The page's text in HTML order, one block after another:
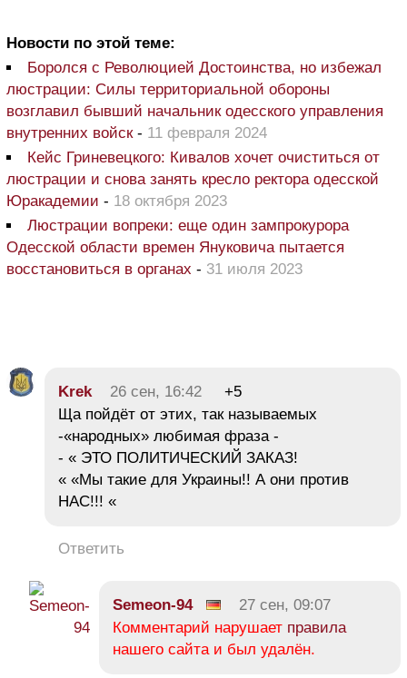
Новости по этой теме:
Боролся с Революцией Достоинства, но избежал
люстрации: Силы территориальной обороны
возглавил бывший начальник одесского управления
внутренних войск- 11 февраля 2024
Кейс Гриневецкого: Кивалов хочет очиститься от
люстрации и снова занять кресло ректора одесской
Юракадемии - 18 октября 2023
Люстрации вопреки: еще один зампрокурора
Одесской области времен Януковича пытается
восстановиться в органах - 31 июля 2023
Krek 26 сен, 16:42
+5
Ща пойдёт от этих, так называемых
-«народных» любимая фраза -
- « ЭТО ПОЛИТИЧЕСКИЙ ЗАКАЗ!
« «Мы такие для Украины!! А они против
НАС!!! «
Ответить
Semeon-94
27 сен, 09:07
Комментарий нарушает правила
нашего сайта и был удалён.